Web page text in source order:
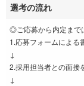
選考の流れ
◎ご応募から内定まで
1.応募フォームによる
↓
2.採用担当者との面接
↓